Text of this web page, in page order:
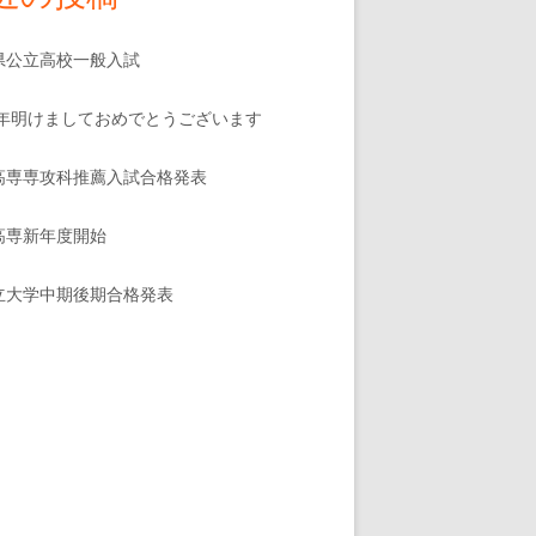
公立高校一般入試
明けましておめでとうございます
専専攻科推薦入試合格発表
専新年度開始
大学中期後期合格発表